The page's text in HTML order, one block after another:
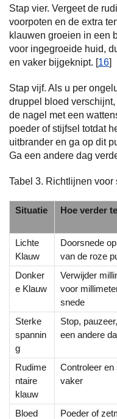
Stap vier. Vergeet de
voorpoten en de extra
klauwen groeien in een
voor ingegroeide huid,
en vaker bijgeknipt. [16]
Stap vijf. Als u per
druppel bloed
de nagel met een
poeder of stijfsel totdat
uitbrander en ga op dit
Ga een andere dag
Tabel 3. Richtlijnen voor
Situatie Hoe verder
Lichte
Klauw
Doorsnede
van de roze
Donker
e Klauw
Verwijder
voor
snede
Sterke
spannin
g
Stop,
een andere
Rudime
ntaire
klauw
Controleer en
vaker
Bloed
Poeder of